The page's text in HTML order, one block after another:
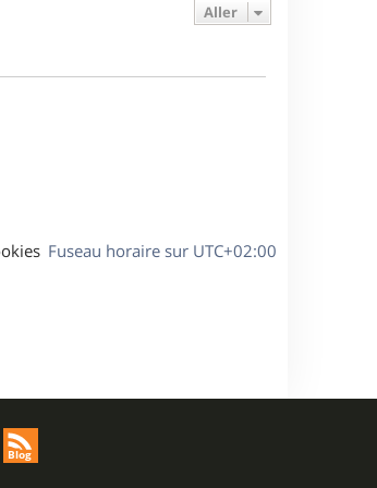
Aller
Fuseau horaire sur UTC+02:00